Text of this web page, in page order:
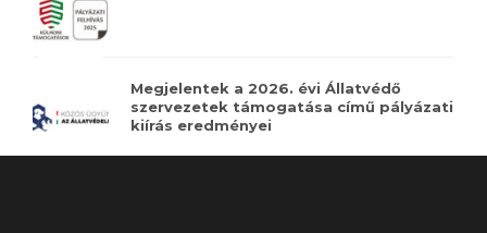
Megjelentek a 2026. évi Állatvédő
szervezetek támogatása című pályázati
kiírás eredményei